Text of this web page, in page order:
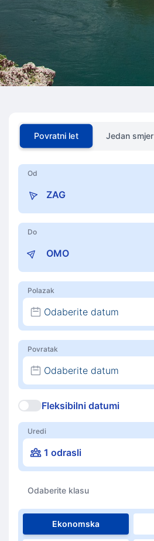
Povratni let Jedan smjer
Od
Do
Polazak
Odaberite datum
Povratak
Odaberite datum
Fleksibilni datumi
Uredi
1 odrasli
Odaberite klasu
Ekonomska